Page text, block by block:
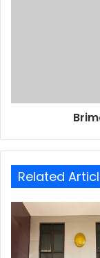
Related